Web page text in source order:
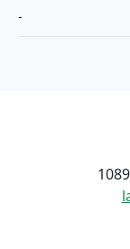
-